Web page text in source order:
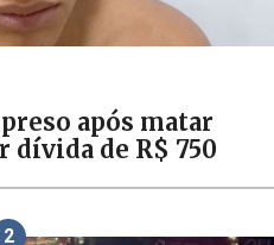
após matar
dívida de R$ 750
2